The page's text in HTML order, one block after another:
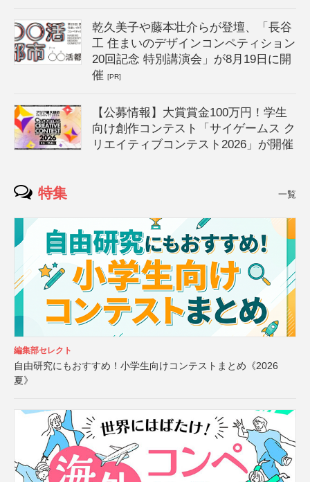
乾久美子や藤本壮介らが登壇、「長谷
工 住まいのデザインコンペティション
20回記念 特別講演会」が8月19日に開
催[PR]
【公募情報】大賞賞金100万円！学生
向け創作コンテスト「サイゲームス ク
リエイティブコンテスト2026」が開催
特集 一覧
編集部セレクト
自由研究にもおすすめ！小学生向けコンテストまとめ《2026
夏》